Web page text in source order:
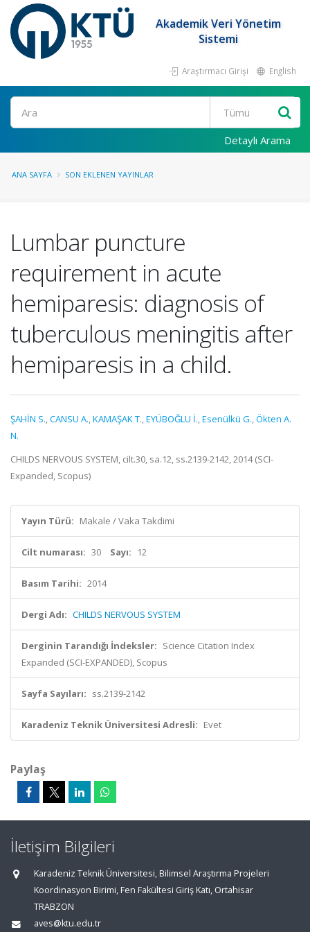
Akademik Veri Yönetim
Sistemi
Araştırmacı Girişi English
Ara
Detaylı Arama
ANA SAYFA SON EKLENEN YAYINLAR
Lumbar puncture
requirement in acute
hemiparesis: diagnosis of
tuberculous meningitis after
hemiparesis in a child.
ŞAHİN S.,CANSU A.,KAMAŞAK T.,EYÜBOĞLU İ.,Esenülkü G.,Ökten A.
N.
CHILDS NERVOUS SYSTEM, cilt.30, sa.12, ss.2139-2142, 2014 (SCI-
Expanded, Scopus)
Yayın Türü: Makale / Vaka Takdimi
Cilt numarası: 30 Sayı: 12
Basım Tarihi: 2014
Dergi Adı: CHILDS NERVOUS SYSTEM
Derginin Tarandığı İndeksler: Science Citation Index
Expanded (SCI-EXPANDED), Scopus
Sayfa Sayıları: ss.2139-2142
Karadeniz Teknik Üniversitesi Adresli: Evet
Paylaş
İletişim Bilgileri
Karadeniz Teknik Üniversitesi, Bilimsel Araştırma Projeleri
Koordinasyon Birimi, Fen Fakültesi Giriş Katı, Ortahisar
TRABZON
aves@ktu.edu.tr